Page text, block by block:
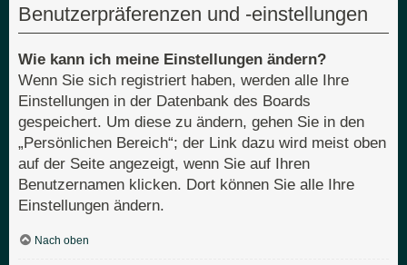
Benutzerpräferenzen und -einstellungen
Wie kann ich meine Einstellungen ändern?
Wenn Sie sich registriert haben, werden alle Ihre
Einstellungen in der Datenbank des Boards
gespeichert. Um diese zu ändern, gehen Sie in den
„Persönlichen Bereich“; der Link dazu wird meist oben
auf der Seite angezeigt, wenn Sie auf Ihren
Benutzernamen klicken. Dort können Sie alle Ihre
Einstellungen ändern.
Nach oben